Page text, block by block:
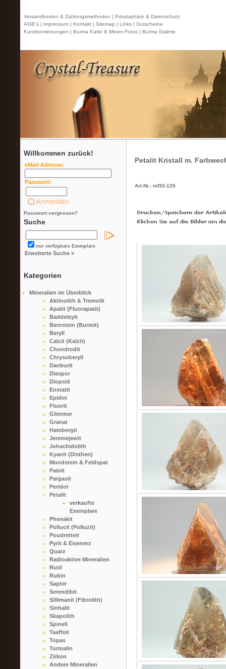
Versandkosten & Zahlungsmethoden | Privatsphäre & Datenschutz
AGB`s | Impressum | Kontakt | Sitemap | Links | Gutscheine
Kundenmeinungen | Burma Karte & Minen Fotos | Burma Galerie
Willkommen zurück!
eMail-Adresse:
Passwort:
Passwort vergessen?
Suche
nur verfügbare Exemplare
Erweiterte Suche »
Kategorien
Mineralien im Überblick
Aktinolith & Tremolit
Apatit (Fluorapatit)
Baddeleyit
Bernstein (Burmit)
Beryll
Calcit (Kalzit)
Chondrodit
Chrysoberyll
Danburit
Diaspor
Diopsid
Enstatit
Epidot
Fluorit
Glimmer
Granat
Hambergit
Jeremejewit
Johachidolith
Kyanit (Disthen)
Mondstein & Feldspat
Painit
Pargasit
Peridot
Petalit
verkaufte
Exemplare
Phenakit
Pollucit (Polluzit)
Poudretteit
Pyrit & Eisenerz
Quarz
Radioaktive Mineralien
Rutil
Rubin
Saphir
Serendibit
Sillimanit (Fibrolith)
Sinhalit
Skapolith
Spinell
Taaffeit
Topas
Turmalin
Zirkon
Andere Mineralien
Petalit Kristall m.
Art.Nr.: mf32-125